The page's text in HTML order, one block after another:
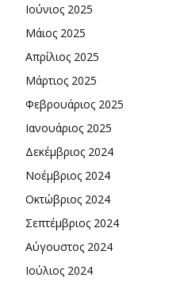
Ιούνιος 2025
Μάιος 2025
Απρίλιος 2025
Μάρτιος 2025
Φεβρουάριος 2025
Ιανουάριος 2025
Δεκέμβριος 2024
Νοέμβριος 2024
Οκτώβριος 2024
Σεπτέμβριος 2024
Αύγουστος 2024
Ιούλιος 2024